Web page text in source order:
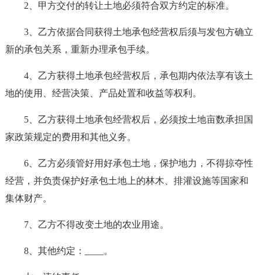
2、甲方交付的转让土地必须符合双方约定的标准。
3、乙方依据合同获得土地承包经营权后须与发包方确立
新的承包关系，重新办理承包手续。
4、乙方获得土地承包经营权后，承包期内依法享有该土
地的使用、经营决策、产品处置和收益等权利。
5、乙方获得土地承包经营权后，必须按土地亩数承担国
家政策规定的费用和其他义务。
6、乙方必须管好用好承包土地，保护地力，不得掠夺性
经营，并负责保护好承包土地上的林木、排灌设施等国家和
集体财产。
7、乙方不得改变土地的农业用途。
8、其他约定：____。